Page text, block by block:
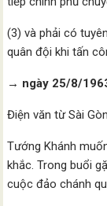
(3) và phải có
quân đội khi tấn
→ ngày 25/8/
Điện văn từ Sài
Tướng Khánh
khắc. Trong buổi
cuộc đảo chánh